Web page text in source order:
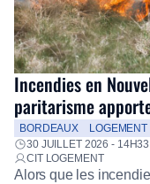
Incendies en
paritarisme
salariés
BORDEAUX
LOGEMENT
30 JUILLET 2026 - 14H33
CIT LOGEMENT
Alors que les